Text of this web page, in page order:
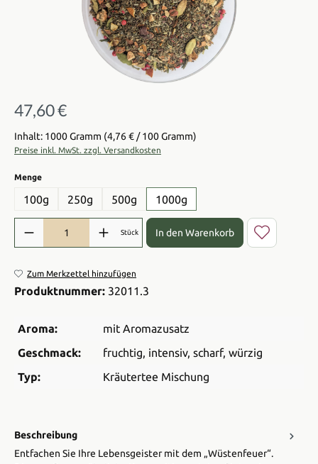
Regulärer Preis:
47,60 €
Inhalt: 1000 Gramm (4,76 € / 100 Gramm)
Preise inkl. MwSt. zzgl. Versandkosten
Mengeauswählen
100g 250g 500g 1000g
Produkt Anzahl: Gib den gewünschten Wert ein oder benutze die
Stück In den Warenkorb
Zum Merkzettel hinzufügen
Produktnummer: 32011.3
Aroma:
mit Aromazusatz
Geschmack:
fruchtig, intensiv, scharf, würzig
Typ:
Kräutertee Mischung
Beschreibung
Entfachen Sie Ihre Lebensgeister mit dem „Wüstenfeuer“.